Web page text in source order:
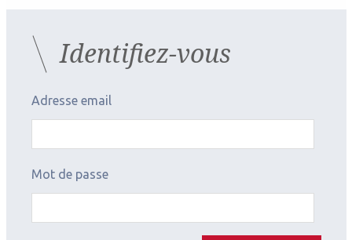
2026.07.11
Cornée (chirurgie et réfraction),Contactologie
Apport d’une géométrie à
double réservoir pour adapter
les kératocônes - Symposium
Precilens
Identifiez-vous
Adresse email
Mot de passe